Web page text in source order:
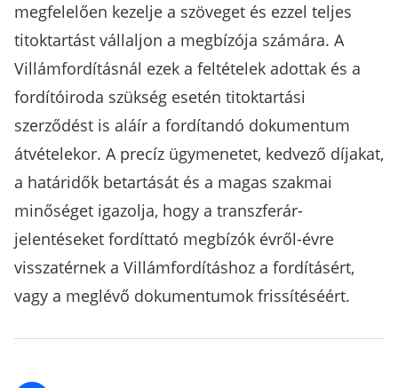
megfelelően kezelje a szöveget és ezzel teljes
titoktartást vállaljon a megbízója számára. A
Villámfordításnál ezek a feltételek adottak és a
fordítóiroda szükség esetén titoktartási
szerződést is aláír a fordítandó dokumentum
átvételekor. A precíz ügymenetet, kedvező díjakat,
a határidők betartását és a magas szakmai
minőséget igazolja, hogy a transzferár-
jelentéseket fordíttató megbízók évről-évre
visszatérnek a Villámfordításhoz a fordításért,
vagy a meglévő dokumentumok frissítéséért.